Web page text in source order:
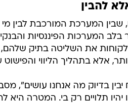
להבין
שבין המערכת המורכבת לבין
המערכות הפיננסיות
את השליטה בתיק
אלא בתהליך הליווי
בדיוק מה אנחנו עושים",
יהיו תלויים רק בי. המטרה